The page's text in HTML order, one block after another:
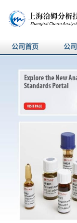
公司首页 公